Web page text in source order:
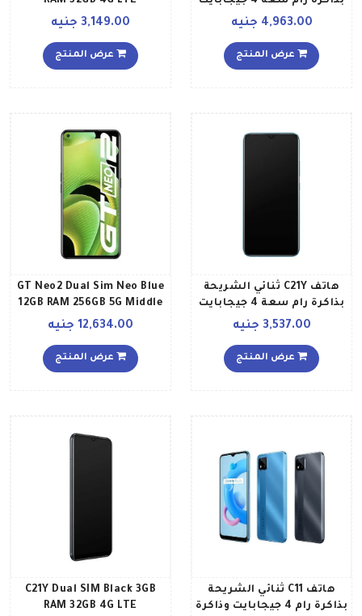
LTE بلون أزرق جليدي إصدار
الشرق الأوسط
4,963.00 جنيه
عرض المنتج
International Version
3,149.00 جنيه
عرض المنتج
هاتف C21Y ثنائي الشريحة
بذاكرة رام سعة 4 جيجابايت
LTE وبلون أزرق بنمط
متقاطع إصدار الشرق
3,537.00 جنيه
عرض المنتج
GT Neo2 Dual Sim Neo Blue
12GB RAM 256GB 5G Middle
East Version
12,634.00 جنيه
عرض المنتج
هاتف C11 ثنائي الشريحة
بذاكرة رام 4 جيجابايت وذاكرة
C21Y Dual SIM Black 3GB
RAM 32GB 4G LTE